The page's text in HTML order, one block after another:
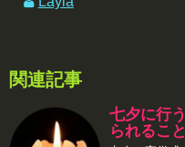
関連記事
七夕に行
られるこ